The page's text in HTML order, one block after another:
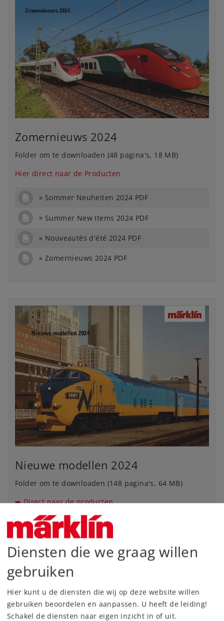
Zomernieuws 2024
Folder om te downloaden (48 pagina's, 18 MB)
Hier direct naar de Producten
Sommer Neuheiten 2024 PDF
Summer New Items 2024 PDF
Nouveautés d'été 2024 PDF
Zomernieuws 2024 PDF
Nieuwe modellen 2024
Folder om te downloaden (148 pagina's, 64 MB)
➥Direct naar de producten
Nieuwe modellen 2024 / Nederlands
Nouveautés 2024 / français
Productnieuws 2023
Diensten die we graag willen
gebruiken
Hier kunt u de diensten die wij op deze website willen
gebruiken beoordelen en aanpassen. U heeft de leiding!
Schakel de diensten naar eigen inzicht in of uit.